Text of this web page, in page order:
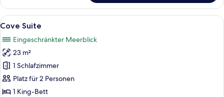
Terrasse,
Meerblick
Alle
Fotos
für
Cove
Suite
anzeigen
Ein Schlafzimmer mit einer
10
Cove Suite
Eingeschränkter Meerblick
23 m²
1 Schlafzimmer
Platz für 2 Personen
1 King-Bett